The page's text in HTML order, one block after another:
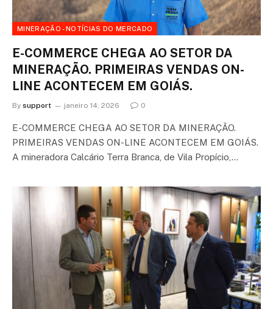
MINERAÇÃO - NOTÍCIAS DO MERCADO
E-COMMERCE CHEGA AO SETOR DA
MINERAÇÃO. PRIMEIRAS VENDAS ON-
LINE ACONTECEM EM GOIÁS.
By support janeiro 14, 2026 0
E-COMMERCE CHEGA AO SETOR DA MINERAÇÃO.
PRIMEIRAS VENDAS ON-LINE ACONTECEM EM GOIÁS.
A mineradora Calcário Terra Branca, de Vila Propício,…